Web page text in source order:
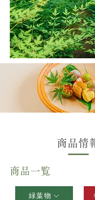
商品情
商品一覧
緑葉物